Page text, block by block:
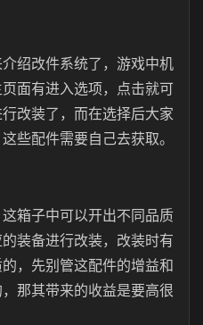
绍改件系统了，游戏中机
面有进入选项，点击就可
改装了，而在选择后大家
些配件需要自己去获取。
箱子中可以开出不同品质
装备进行改装，改装时有
，先别管这配件的增益和
那其带来的收益是要高很